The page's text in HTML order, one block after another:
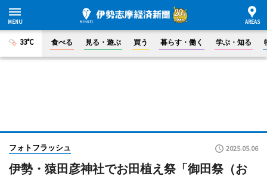
33°C 食べる 見る・遊ぶ 買う 暮らす・働く 学ぶ・知る
フォトフラッシュ 2025.05.06
伊勢・猿田彦神社でお田植え祭「御田祭（お